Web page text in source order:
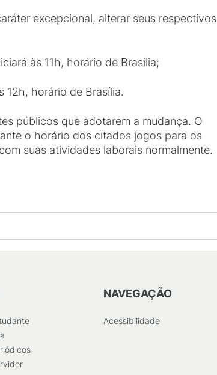
excepcional, alterar seus respectivos
às 11h, horário de Brasília;
12h, horário de Brasília.
públicos que adotarem a mudança. O
o horário dos citados jogos para os
suas atividades laborais normalmente.
NAVEGAÇÃO
Acessibilidade